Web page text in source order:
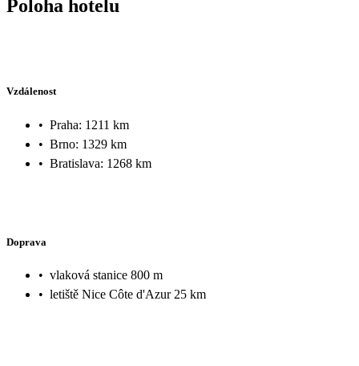
Poloha hotelu
Vzdálenost
• Praha: 1211 km
• Brno: 1329 km
• Bratislava: 1268 km
Doprava
• vlaková stanice 800 m
• letiště Nice Côte d'Azur 25 km